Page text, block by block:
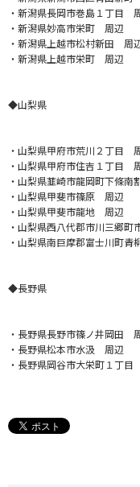
・新潟県長岡市巻島１丁目
・新潟県妙高市栄町 周辺
・新潟県上越市松村新田 周
・新潟県上越市栄町 周辺
◆山梨県
・山梨県甲府市荒川２丁目
・山梨県甲府市住吉１丁目
・山梨県韮崎市龍岡町下條
・山梨県甲斐市篠原 周辺
・山梨県甲斐市龍地 周辺
・山梨県西八代郡市川三郷
・山梨県南巨摩郡富士川町
◆長野県
・長野県長野市篠ノ井岡田
・長野県松本市水汲 周辺
・長野県岡谷市大栄町１丁